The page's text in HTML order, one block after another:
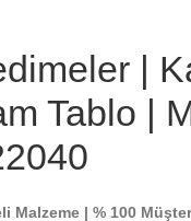
|
Tablo |
Malzeme | % 100